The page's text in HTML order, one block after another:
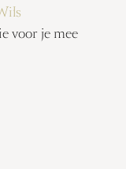
voor je mee